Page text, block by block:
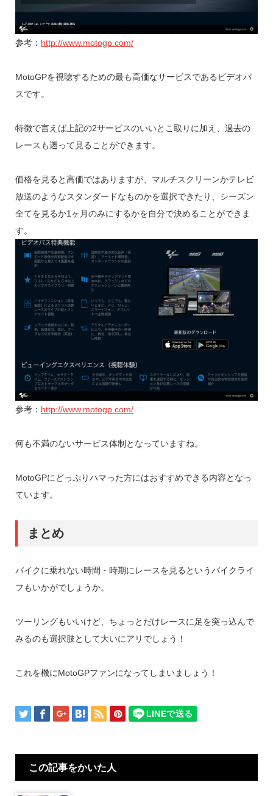
参考： http://www.motogp.com/
MotoGPを視聴するための最も高価なサービスであるビデオパ
スです。
特徴で言えば上記の2サービスのいいとこ取りに加え、過去の
レースも遡って見ることができます。
価格を見ると高価ではありますが、マルチスクリーンかテレビ
放送のようなスタンダードなものかを選択できたり、シーズン
全てを見るか1ヶ月のみにするかを自分で決めることができま
す。
参考： http://www.motogp.com/
何も不満のないサービス体制となっていますね。
MotoGPにどっぷりハマった方にはおすすめできる内容となっ
ています。
まとめ
バイクに乗れない時間・時期にレースを見るというバイクライ
フもいかがでしょうか。
ツーリングもいいけど、ちょっとだけレースに足を突っ込んで
みるのも選択肢として大いにアリでしょう！
これを機にMotoGPファンになってしまいましょう！
この記事をかいた人